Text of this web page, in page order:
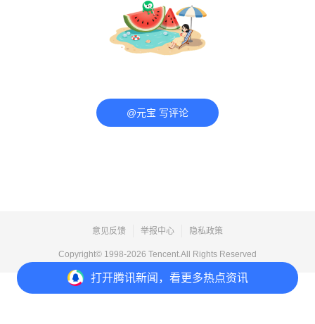
打开腾讯新闻，看更多热点资讯
@元宝 写评论
意见反馈 举报中心 隐私政策
Copyright© 1998-2026 Tencent.All Rights Reserved